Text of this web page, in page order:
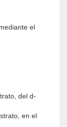
el
del d-
en el